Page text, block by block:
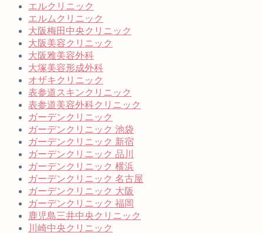
エルクリニック
エルムクリニック
大阪梅田中央クリニック
大阪美容クリニック
大阪雅美容外科
大塚美容形成外科
オザキクリニック
表参道スキンクリニック
表参道美容外科クリニック
ガーデンクリニック
ガーデンクリニック 池袋
ガーデンクリニック 新宿
ガーデンクリニック 品川
ガーデンクリニック 横浜
ガーデンクリニック 名古屋
ガーデンクリニック 大阪
ガーデンクリニック 福岡
鹿児島三井中央クリニック
川崎中央クリニック